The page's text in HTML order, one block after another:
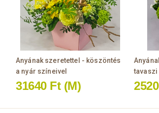
Anyának szeretettel - köszöntés
a nyár színeivel
31640 Ft (M)
tavaszi